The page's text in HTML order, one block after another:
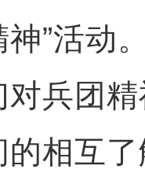
”活动
兵团
相互